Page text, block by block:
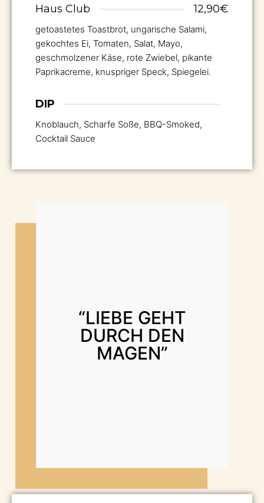
Haus Club 12,90€
getoastetes Toastbrot, ungarische Salami,
gekochtes Ei, Tomaten, Salat, Mayo,
geschmolzener Käse, rote Zwiebel, pikante
Paprikacreme, knuspriger Speck, Spiegelei.
DIP
Knoblauch, Scharfe Soße, BBQ-Smoked,
Cocktail Sauce
“LIEBE GEHT
DURCH DEN
MAGEN”